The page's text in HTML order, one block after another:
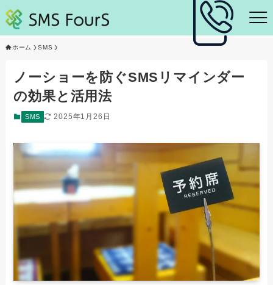
ホーム SMS
ノーショーを防ぐSMSリマインダー
の効果と活用法
SMS 2025年1月26日